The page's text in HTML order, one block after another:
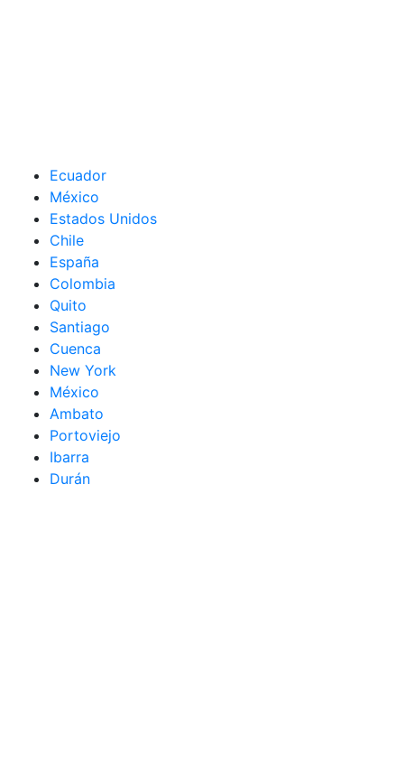
Ecuador
México
Estados Unidos
Chile
España
Colombia
Quito
Santiago
Cuenca
New York
México
Ambato
Portoviejo
Ibarra
Durán